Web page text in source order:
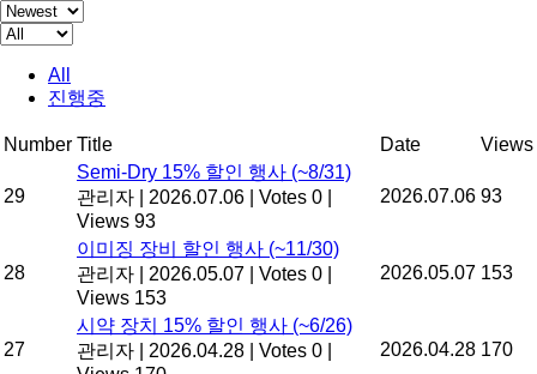
All
진행중
Number Title Date Views
29
Semi-Dry 15% 할인 행사 (~8/31)
관리자
2026.07.06 Votes 0
Views 93
2026.07.06 93
28
이미징 장비 할인 행사 (~11/30)
관리자
2026.05.07 Votes 0
Views 153
2026.05.07 153
27
시약 장치 15% 할인 행사 (~6/26)
관리자
2026.04.28 Votes 0 2026.04.28 170